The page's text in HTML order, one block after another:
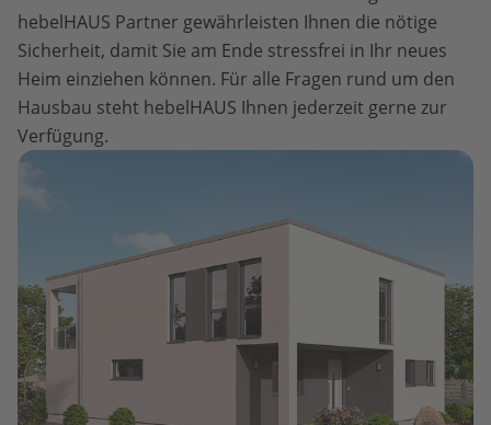
hebelHAUS Partner gewährleisten Ihnen die nötige
Sicherheit, damit Sie am Ende stressfrei in Ihr neues
Heim einziehen können. Für alle Fragen rund um den
Hausbau steht hebelHAUS Ihnen jederzeit gerne zur
Verfügung.